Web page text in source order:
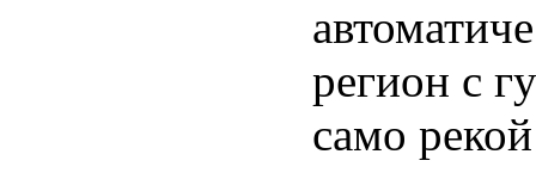
регион с
само